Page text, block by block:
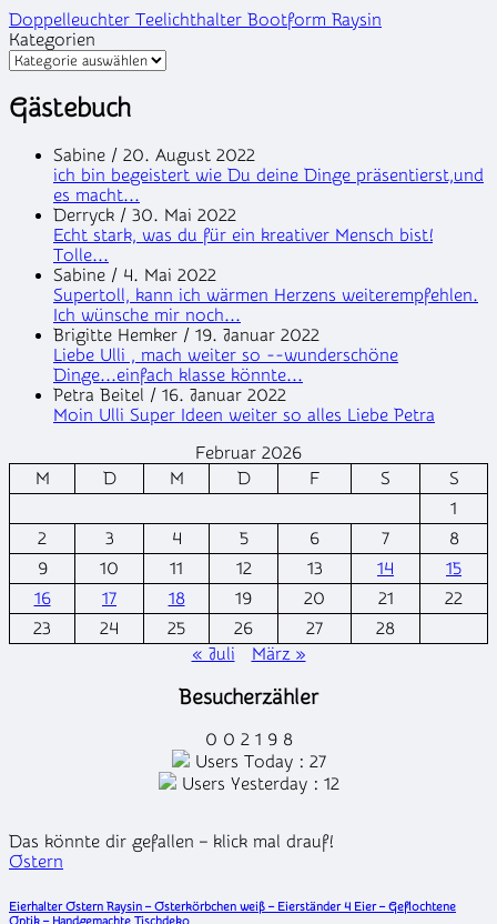
Doppelleuchter Teelichthalter Bootform Raysin
Kategorien
Gästebuch
Sabine / 20. August 2022
ich bin begeistert wie Du deine Dinge präsentierst,und
es macht...
Derryck / 30. Mai 2022
Echt stark, was du für ein kreativer Mensch bist!
Tolle...
Sabine / 4. Mai 2022
Supertoll, kann ich wärmen Herzens weiterempfehlen.
Ich wünsche mir noch...
Brigitte Hemker / 19. Januar 2022
Liebe Ulli , mach weiter so --wunderschöne
Dinge...einfach klasse könnte...
Petra Beitel / 16. Januar 2022
Moin Ulli Super Ideen weiter so alles Liebe Petra
Februar 2026
M
D M D F S
S
1
2
3 4 5 6 7
8
9
10 11 12 13 14
15
16
17 18 19 20 21
22
23
24 25 26 27
28
« Juli
März »
Besucherzähler
0 0 2 1 9 8
Users Today : 27
Users Yesterday : 12
Das könnte dir gefallen – klick mal drauf!
Posted
Ostern
Eierhalter Ostern Raysin – Osterkörbchen weiß – Eierständer 4 Eier – Geflochtene